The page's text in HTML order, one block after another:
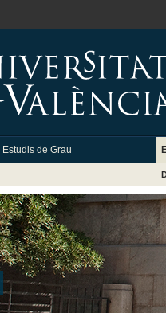
Estudis de Grau